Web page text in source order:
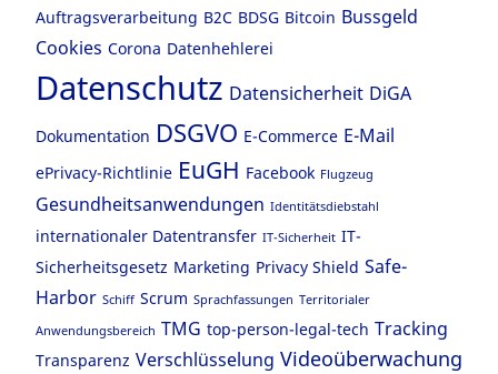
Auftragsverarbeitung B2C BDSG Bitcoin Bussgeld
Cookies Corona Datenhehlerei
Datenschutz Datensicherheit DiGA
Dokumentation DSGVO E-Commerce E-Mail
ePrivacy-Richtlinie EuGH Facebook Flugzeug
Gesundheitsanwendungen Identitätsdiebstahl
internationaler Datentransfer IT-Sicherheit IT-
Sicherheitsgesetz Marketing Privacy Shield Safe-
Harbor Schiff Scrum Sprachfassungen Territorialer
Anwendungsbereich TMG top-person-legal-tech Tracking
Transparenz Verschlüsselung Videoüberwachung